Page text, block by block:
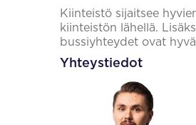
Kiinteistö sijaitsee
kiinteistön lähellä.
bussiyhteydet ovat
Yhteystiedot